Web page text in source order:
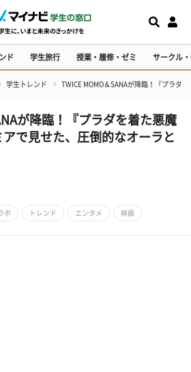
ド 学生旅行 授業・履修・ゼミ サークル
学生トレンド TWICE MOMO＆SANAが降臨！『プラダ
が降臨！『プラダを着た悪魔
アで見せた、圧倒的なオーラと
ボ トレンド エンタメ 映画